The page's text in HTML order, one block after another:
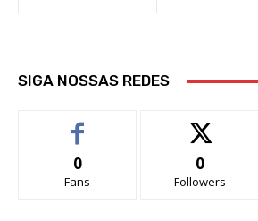
SIGA NOSSAS REDES
0
Fans
0
Followers